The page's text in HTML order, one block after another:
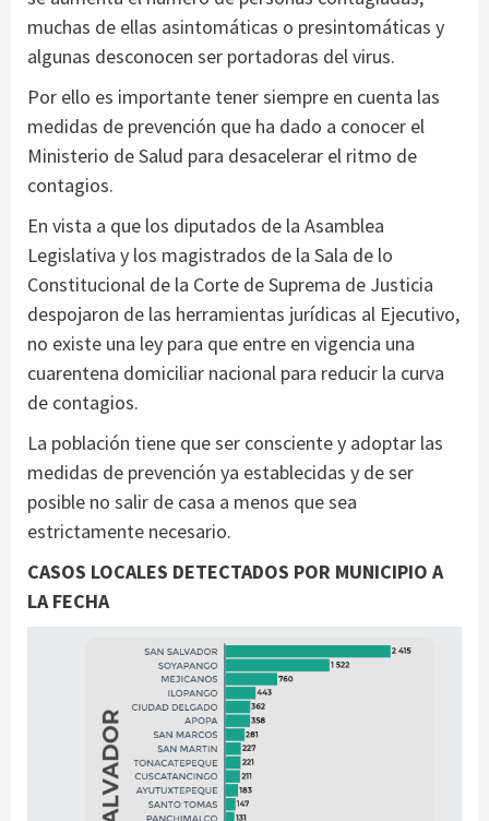
muchas de ellas asintomáticas o presintomáticas y
algunas desconocen ser portadoras del virus.
Por ello es importante tener siempre en cuenta las
medidas de prevención que ha dado a conocer el
Ministerio de Salud para desacelerar el ritmo de
contagios.
En vista a que los diputados de la Asamblea
Legislativa y los magistrados de la Sala de lo
Constitucional de la Corte de Suprema de Justicia
despojaron de las herramientas jurídicas al Ejecutivo,
no existe una ley para que entre en vigencia una
cuarentena domiciliar nacional para reducir la curva
de contagios.
La población tiene que ser consciente y adoptar las
medidas de prevención ya establecidas y de ser
posible no salir de casa a menos que sea
estrictamente necesario.
CASOS LOCALES DETECTADOS POR MUNICIPIO A
LA FECHA